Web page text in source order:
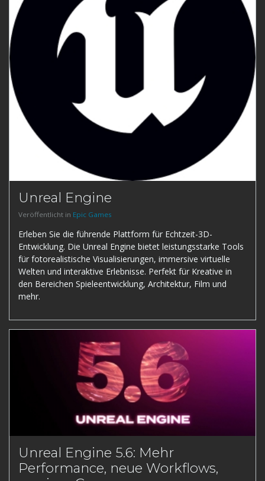
Unreal Engine
Veröffentlicht in Epic Games
Erleben Sie die führende Plattform für Echtzeit-3D-
Entwicklung. Die Unreal Engine bietet leistungsstarke Tools
für fotorealistische Visualisierungen, immersive virtuelle
Welten und interaktive Erlebnisse. Perfekt für Kreative in
den Bereichen Spieleentwicklung, Architektur, Film und
mehr.
Unreal Engine 5.6: Mehr
Performance, neue Workflows,